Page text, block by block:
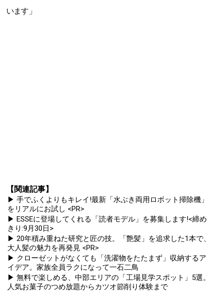
います」
【関連記事】
▶ 手でふくよりもキレイ!最新「水ぶき両用ロボット掃除機」
をリアルにお試し <PR>
▶ ESSEに登場してくれる「読者モデル」を募集します!<締め
きり:9月30日>
▶ 20年積み重ねた研究と匠の技。「艶髪」を追求した1本で、
大人髪の魅力を再発見 <PR>
▶ クローゼットがなくても「洗濯物をたたまず」収納するア
イデア。家族全員ラクになって一石二鳥
▶ 無料で楽しめる、中部エリアの「工場見学スポット」5選。
人気お菓子のつめ放題からカツオ節削り体験まで